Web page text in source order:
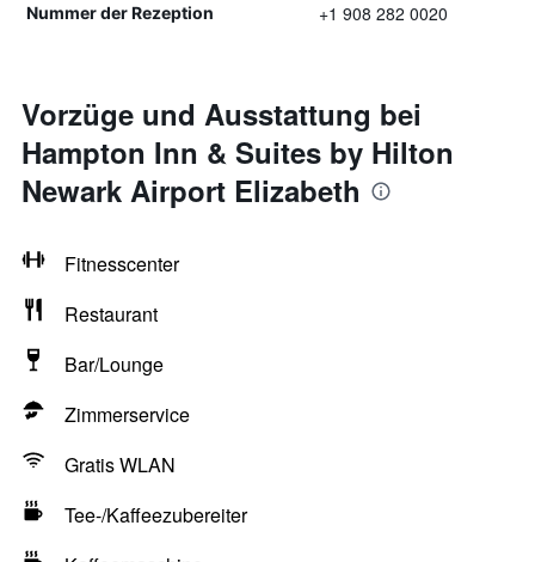
Nummer der Rezeption +1 908 282 0020
Vorzüge und Ausstattung bei
Hampton Inn & Suites by Hilton
Newark Airport Elizabeth
Fitnesscenter
Restaurant
Bar/Lounge
Zimmerservice
Gratis WLAN
Tee-/Kaffeezubereiter